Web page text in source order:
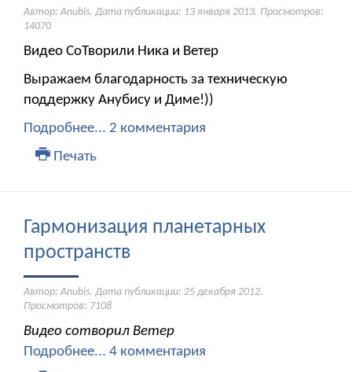
Автор: Anubis. Дата публикации: 13 января 2013. Просмотров:
14070
Видео СоТворили Ника и Ветер
Выражаем благодарность за техническую
поддержку Анубису и Диме!))
Подробнее... 2 комментария
Печать
Гармонизация планетарных
пространств
Автор: Anubis. Дата публикации: 25 декабря 2012.
Просмотров: 7108
Видео сотворил Ветер
Подробнее... 4 комментария